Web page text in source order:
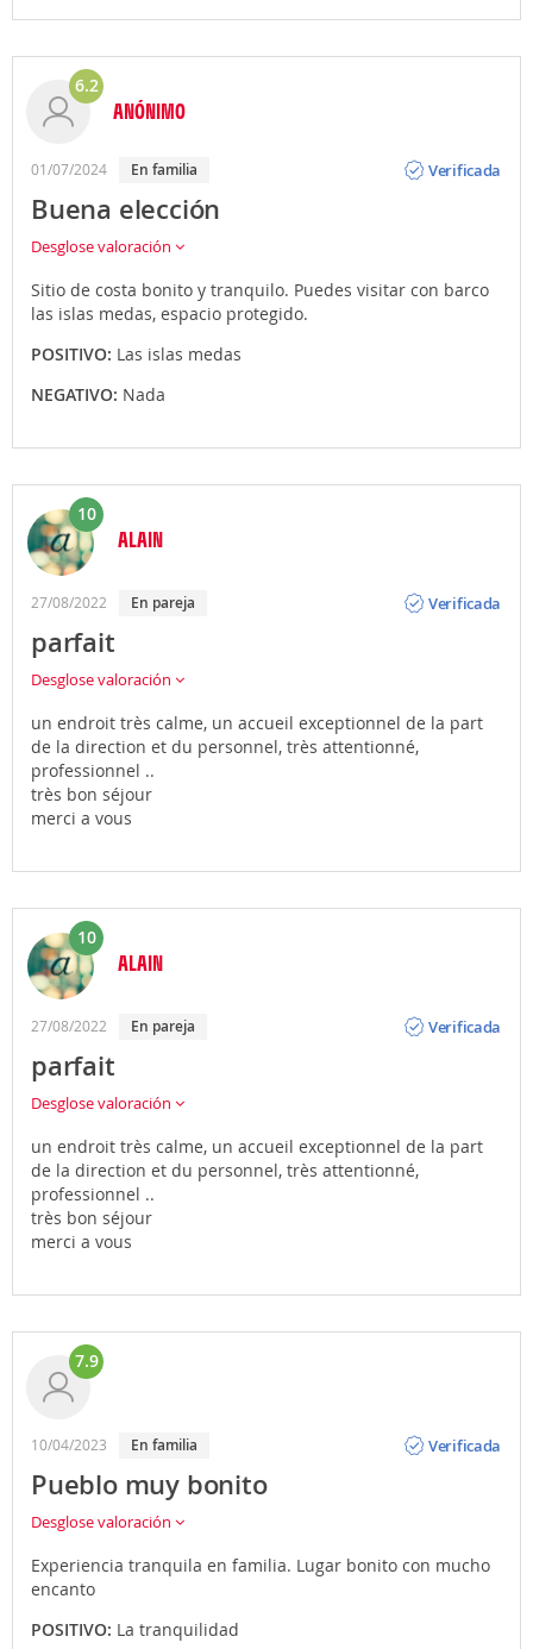
6.2
ANÓNIMO
01/07/2024 En familia
Verificada
Buena elección
Desglose valoración
Sitio de costa bonito y tranquilo. Puedes visitar con barco
las islas medas, espacio protegido.
POSITIVO: Las islas medas
NEGATIVO: Nada
10
ALAIN
27/08/2022 En pareja
Verificada
parfait
Desglose valoración
un endroit très calme, un accueil exceptionnel de la part
de la direction et du personnel, très attentionné,
professionnel ..
très bon séjour
merci a vous
10
ALAIN
27/08/2022 En pareja
Verificada
parfait
Desglose valoración
un endroit très calme, un accueil exceptionnel de la part
de la direction et du personnel, très attentionné,
professionnel ..
très bon séjour
merci a vous
7.9
10/04/2023 En familia
Verificada
Pueblo muy bonito
Desglose valoración
Experiencia tranquila en familia. Lugar bonito con mucho
encanto
POSITIVO: La tranquilidad